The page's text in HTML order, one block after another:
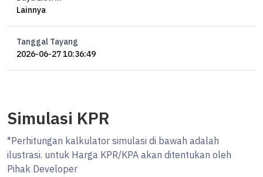
Lainnya
Tanggal Tayang
2026-06-27 10:36:49
Simulasi KPR
*Perhitungan kalkulator simulasi di bawah adalah
ilustrasi. untuk Harga KPR/KPA akan ditentukan oleh
Pihak Developer